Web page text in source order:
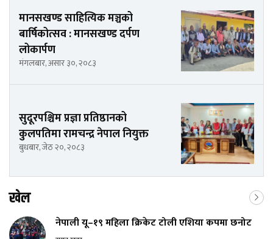
मानसखण्ड साहित्यिक मञ्चको
बार्षिकोत्सव : मानसखण्ड दर्पण
लोकार्पण
मंगलबार, असार ३०, २०८३
सुदूरपश्चिम प्रज्ञा प्रतिष्ठानको
कुलपतिमा रामचन्द्र नेपाल नियुक्त
बुधबार, जेठ २०, २०८३
खेल
नेपाली यू–१९ महिला क्रिकेट टोली एशिया कपमा छनोट